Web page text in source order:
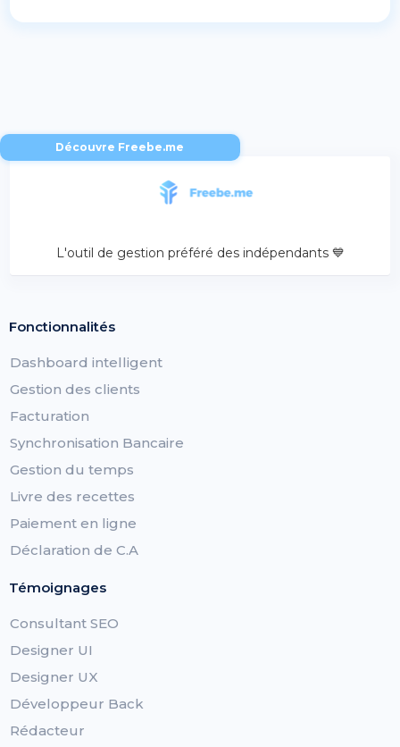
Découvre Freebe.me
L'outil de gestion préféré des indépendants 💙
Fonctionnalités
Dashboard intelligent
Gestion des clients
Facturation
Synchronisation Bancaire
Gestion du temps
Livre des recettes
Paiement en ligne
Déclaration de C.A
Témoignages
Consultant SEO
Designer UI
Designer UX
Développeur Back
Rédacteur